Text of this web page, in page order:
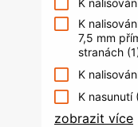
polic
K
K
7,5 mm
stranách
K
K nasunutí
zobrazit více